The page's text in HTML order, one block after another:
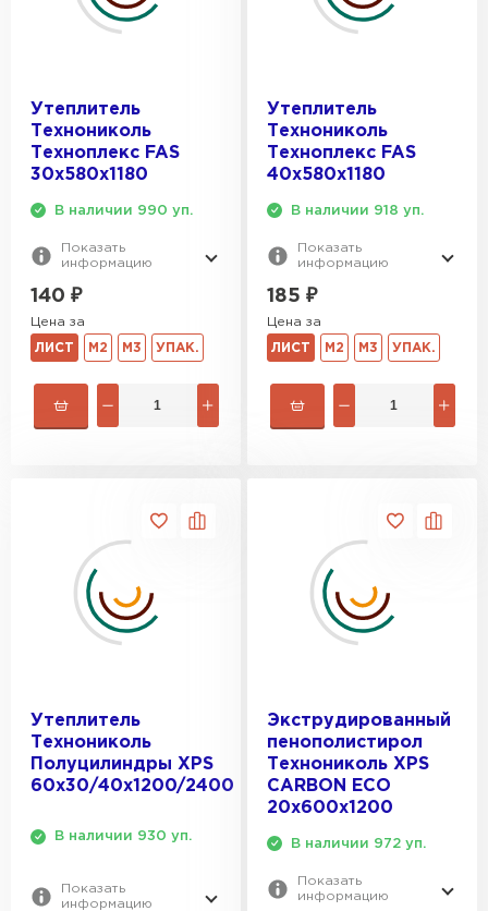
Утеплитель
Технониколь
Техноплекс FAS
30х580х1180
В наличии 990 уп.
Показать
информацию
140 ₽
Цена за
ЛИСТ М2 М3 УПАК.
Утеплитель
Технониколь
Техноплекс FAS
40х580х1180
В наличии 918 уп.
Показать
информацию
185 ₽
Цена за
ЛИСТ М2 М3 УПАК.
Утеплитель
Технониколь
Полуцилиндры XPS
60х30/40x1200/2400
В наличии 930 уп.
Показать
информацию
Экструдированный
пенополистирол
Технониколь XPS
CARBON ECO
20х600х1200
В наличии 972 уп.
Показать
информацию